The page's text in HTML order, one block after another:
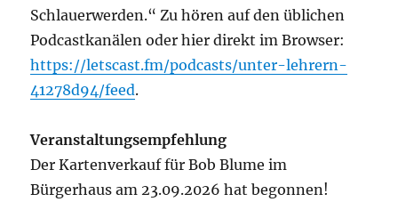
Schlauerwerden.“ Zu hören auf den üblichen
Podcastkanälen oder hier direkt im Browser:
https://letscast.fm/podcasts/unter-lehrern-
41278d94/feed.
Veranstaltungsempfehlung
Der Kartenverkauf für Bob Blume im
Bürgerhaus am 23.09.2026 hat begonnen!